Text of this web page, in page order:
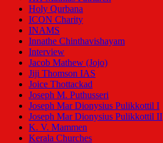
Holy Qurbana
ICON Charity
INAMS
Innathe Chinthavishayam
Interview
Jacob Mathew (Jojo)
Jiji Thomson IAS
Joice Thottackad
Joseph M. Puthusseri
Joseph Mar Dionysius Pulikkottil I
Joseph Mar Dionysius Pulikkottil II
K. V. Mammen
Kerala Churches